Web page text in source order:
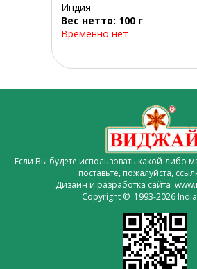
Индия
Вес нетто: 100 г
Временно нет
Если Вы будете использовать какой-либо
поставьте, пожалуйста,
Дизайн и разработка сайта
Copyright © 1993-2026